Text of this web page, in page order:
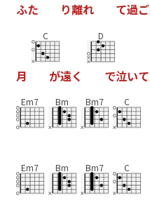
ふた り離れ て過ご
月
C
が遠く
D
で泣いて
Em7 Bm Bm7 C
Em7 Bm Bm7 C